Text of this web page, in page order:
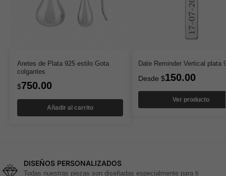
Aretes de Plata 925 estilo Gota
colgantes
$750.00
Añadir al carrito
Date Reminder Vertical plata
Desde $150.00
Ver producto
DISEÑOS PERSONALIZADOS
Todas nuestras piezas son diseñadas especialmente para ti